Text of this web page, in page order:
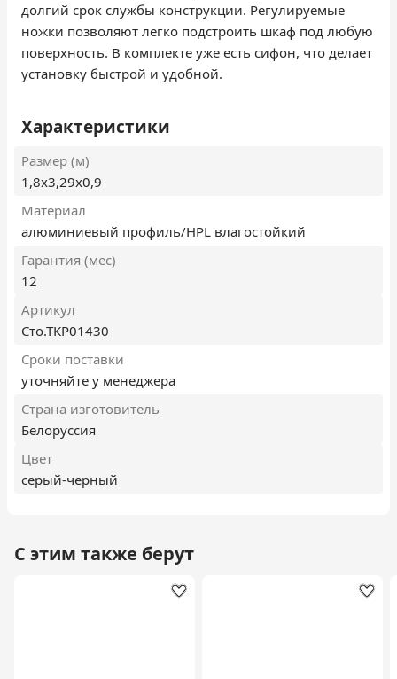
долгий срок службы конструкции. Регулируемые
ножки позволяют легко подстроить шкаф под любую
поверхность. В комплекте уже есть сифон, что делает
установку быстрой и удобной.
Характеристики
Размер (м)
1,8х3,29х0,9
Материал
алюминиевый профиль/HPL влагостойкий
Гарантия (мес)
12
Артикул
Сто.ТКР01430
Сроки поставки
уточняйте у менеджера
Страна изготовитель
Белоруссия
Цвет
серый-черный
С этим также берут